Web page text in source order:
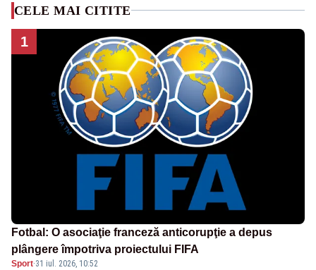
CELE MAI CITITE
1
Fotbal: O asociaţie franceză anticorupţie a depus
plângere împotriva proiectului FIFA
Sport·31 iul. 2026, 10:52